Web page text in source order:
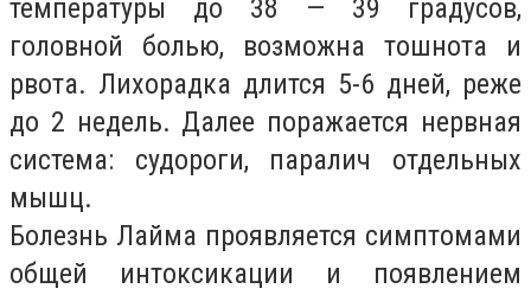
температуры до 38 — 39 градусов,
головной болью, возможна тошнота и
рвота. Лихорадка длится 5-6 дней, реже
до 2 недель. Далее поражается нервная
система: судороги, паралич отдельных
мышц.
Болезнь Лайма проявляется симптомами
общей интоксикации и появлением